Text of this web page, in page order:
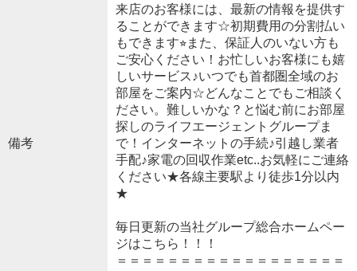
備考
来店のお客様には、最新の情報を提供す
ることができます☆初期費用の分割払い
もできます⭐︎また、保証人のいない方も
ご安心ください！お忙しいお客様にも嬉
しいサービス♪いつでも首都圏全域のお
部屋をご案内☆どんなことでもご相談く
ださい。難しいかな？と悩む前にお部屋
探しのライフエージェントグループま
で！インターネットの手続♪引越し業者
手配♪家電の回収作業etc..お気軽にご連絡
ください★各線主要駅より徒歩1分以内
★
毎日更新の当社グループ総合ホームペー
ジはこちら！！！
＝＝＝＝＝＝＝＝＝＝＝＝＝＝＝＝＝＝